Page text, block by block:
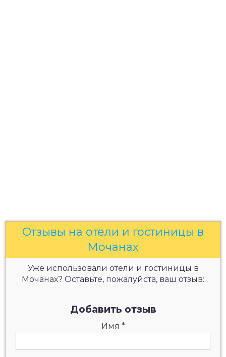
Отзывы на отели и гостиницы в
Мочанах
Уже использовали отели и гостиницы в
Мочанах? Оставьте, пожалуйста, ваш отзыв:
Добавить отзыв
Имя *